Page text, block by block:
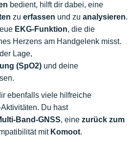
bedient, hilft dir dabei, eine
zu erfassen und zu analysieren.
EKG-Funktion, die die
Herzens am Handgelenk misst.
Lage,
(SpO2) und deine
ebenfalls viele hilfreiche
Du hast
Band-GNSS, eine zurück zum
mit Komoot.